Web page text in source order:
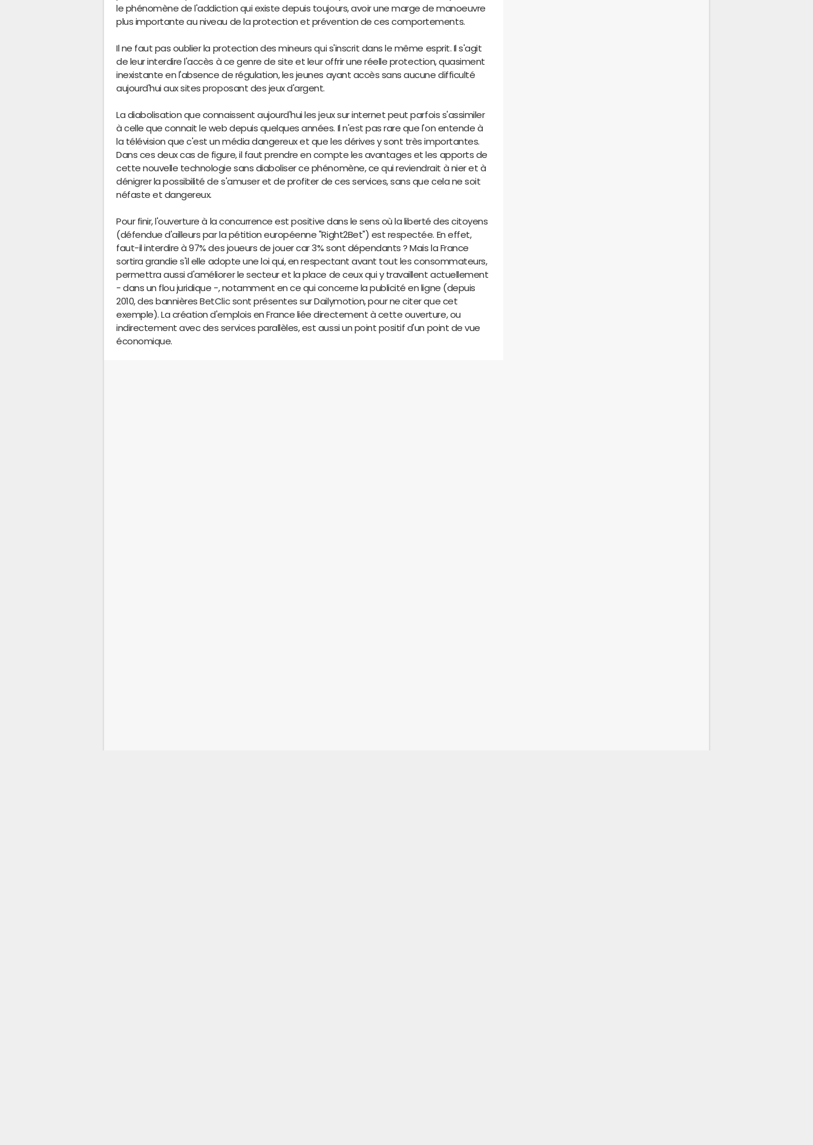
le phénomène de l'addiction qui existe depuis toujours, avoir une marge de manoeuvre
plus importante au niveau de la protection et prévention de ces comportements.
Il ne faut pas oublier la protection des mineurs qui s'inscrit dans le même esprit. Il s'agit
de leur interdire l'accès à ce genre de site et leur offrir une réelle protection, quasiment
inexistante en l'absence de régulation, les jeunes ayant accès sans aucune difficulté
aujourd'hui aux sites proposant des jeux d'argent.
La diabolisation que connaissent aujourd'hui les jeux sur internet peut parfois s'assimiler
à celle que connait le web depuis quelques années. Il n'est pas rare que l'on entende à
la télévision que c'est un média dangereux et que les dérives y sont très importantes.
Dans ces deux cas de figure, il faut prendre en compte les avantages et les apports de
cette nouvelle technologie sans diaboliser ce phénomène, ce qui reviendrait à nier et à
dénigrer la possibilité de s'amuser et de profiter de ces services, sans que cela ne soit
néfaste et dangereux.
Pour finir, l'ouverture à la concurrence est positive dans le sens où la liberté des citoyens
(défendue d'ailleurs par la pétition européenne "Right2Bet") est respectée. En effet,
faut-il interdire à 97% des joueurs de jouer car 3% sont dépendants ? Mais la France
sortira grandie s'il elle adopte une loi qui, en respectant avant tout les consommateurs,
permettra aussi d'améliorer le secteur et la place de ceux qui y travaillent actuellement
- dans un flou juridique -, notamment en ce qui concerne la publicité en ligne (depuis
2010, des bannières BetClic sont présentes sur Dailymotion, pour ne citer que cet
exemple). La création d'emplois en France liée directement à cette ouverture, ou
indirectement avec des services parallèles, est aussi un point positif d'un point de vue
économique.